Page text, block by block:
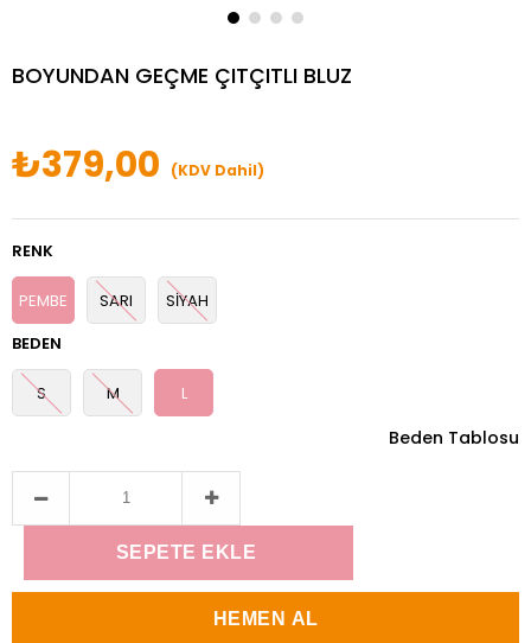
BOYUNDAN GEÇME ÇITÇITLI BLUZ
₺379,00 (KDV Dahil)
RENK
PEMBE SARI
SİYAH
BEDEN
S M L
Beden Tablosu